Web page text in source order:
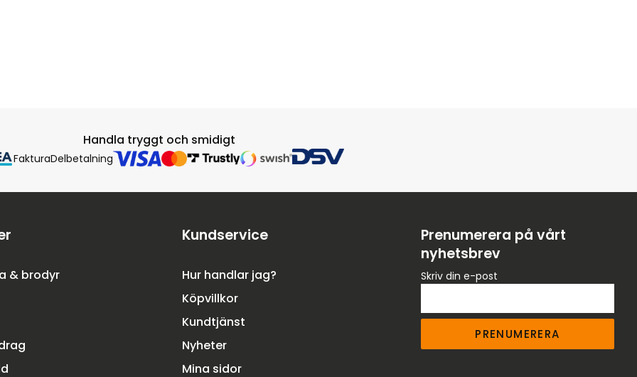
Handla tryggt och smidigt
FakturaDelbetalning
Prenumerera på vårt
nyhetsbrev
Skriv din e-post
PRENUMERERA
& brodyr
Kundservice
Hur handlar jag?
Köpvillkor
Kundtjänst
Nyheter
Mina sidor